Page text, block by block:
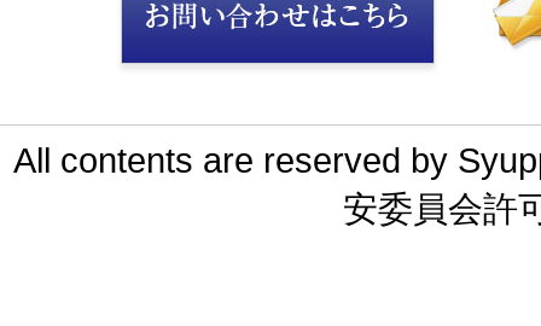
All contents are reserved by
安委員会許